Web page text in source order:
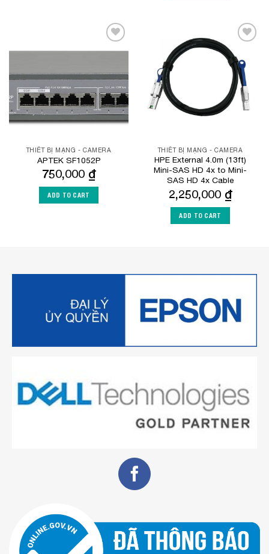
Add to
THIẾT BỊ MẠNG - CAMERA
APTEK SF1052P
750,000 ₫
ADD TO CART
Add to
Wishlist
THIẾT BỊ MẠNG - CAMERA
HPE External 4.0m (13ft)
Mini-SAS HD 4x to Mini-
SAS HD 4x Cable
2,250,000 ₫
ADD TO CART